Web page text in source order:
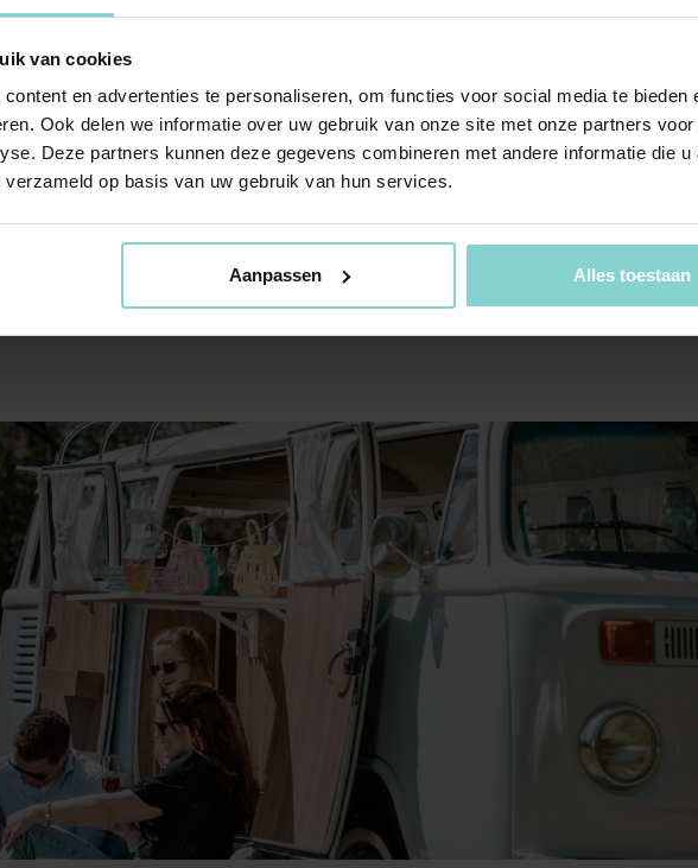
van cookies
en advertenties te personaliseren, om functies voor social media te bieden
Ook delen we informatie over uw gebruik van onze site met onze partners
Deze partners kunnen deze gegevens combineren met andere informatie die u
op basis van uw gebruik van hun services.
Aanpassen Alles toestaan
van binnenuit? Elke Volkswagen bus heeft zijn eigen unieke
gemaakt van de verschillende modellen. Ben je benieuwd
van Oldtimer Centrum Twente. Natuurlijk ben […]